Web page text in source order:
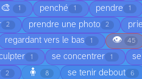
🎨 1 penché 1 pendre 1
2 prendre une photo 2
regardant vers le bas 1 👁️ 45
1 se concentrer 1
2 🧍 8 se tenir debout 6